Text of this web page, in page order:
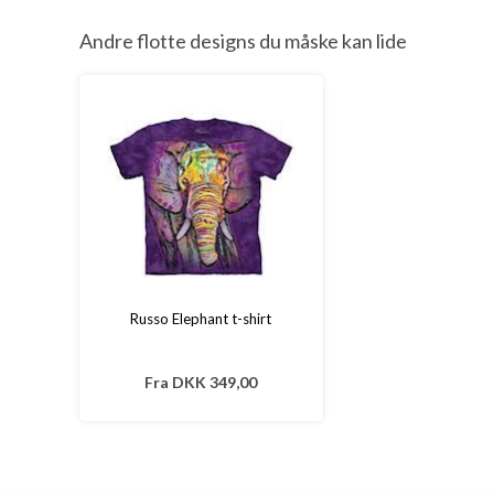
Andre flotte designs du måske kan lide
Russo Elephant t-shirt
Fra DKK 349,00